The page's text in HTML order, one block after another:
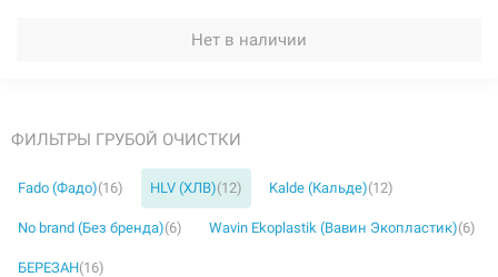
Нет в наличии
ФИЛЬТРЫ ГРУБОЙ ОЧИСТКИ
Fado (Фадо)(16) HLV (ХЛВ)(12) Kalde (Кальде)(12)
No brand (Без бренда)(6) Wavin Ekoplastik (Вавин Экопластик)(6)
БЕРЕЗАН(16)